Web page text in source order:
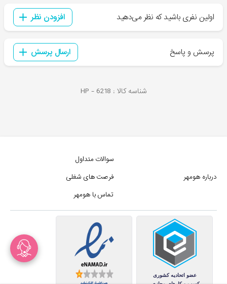
اولین نفری باشید که نظر می‌دهید افزودن نظر
پرسش و پاسخ ارسال پرسش
شناسه کالا : HP - 6218
درباره هومهر
سوالات متداول
فرصت های شغلی
تماس با هومهر